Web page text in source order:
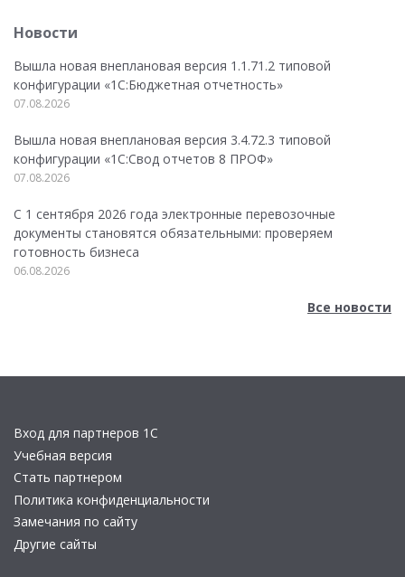
Новости
Вышла новая внеплановая версия 1.1.71.2 типовой
конфигурации «1C:Бюджетная отчетность»
07.08.2026
Вышла новая внеплановая версия 3.4.72.3 типовой
конфигурации «1C:Свод отчетов 8 ПРОФ»
07.08.2026
С 1 сентября 2026 года электронные перевозочные
документы становятся обязательными: проверяем
готовность бизнеса
06.08.2026
Все новости
Вход для партнеров 1С
Учебная версия
Стать партнером
Политика конфиденциальности
Замечания по сайту
Другие сайты